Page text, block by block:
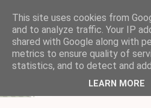
This site uses cookies from
and to analyze traffic. Your IP
shared with Google along with
metrics to ensure quality of
statistics, and to detect and
LEARN MORE